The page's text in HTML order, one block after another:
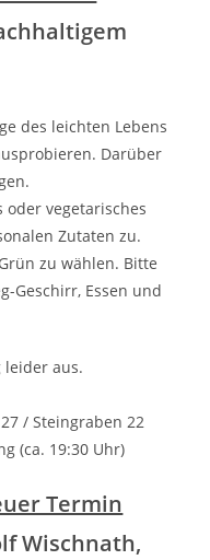
des leichten Lebens
Darüber
oder vegetarisches
Zutaten zu.
zu wählen. Bitte
Geschirr, Essen und
leider aus.
/ Steingraben 22
(ca. 19:30 Uhr)
Termin
Wischnath,